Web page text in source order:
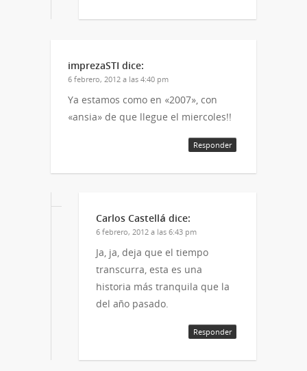
imprezaSTI dice:
6 febrero, 2012 a las 4:40 pm
Ya estamos como en «2007», con
«ansia» de que llegue el miercoles!!
Responder
Carlos Castellá dice:
6 febrero, 2012 a las 6:43 pm
Ja, ja, deja que el tiempo
transcurra, esta es una
historia más tranquila que la
del año pasado.
Responder